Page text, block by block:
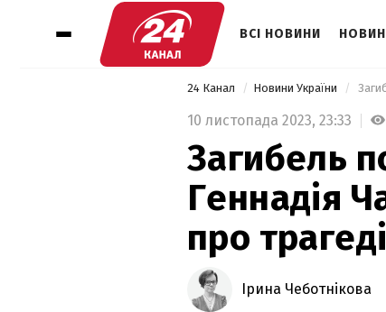
ВСІ НОВИНИ
24 Канал Новини України
10 листопада 2023, 23:33
Загибель
Геннадія
про
Ірина Чеботнікова